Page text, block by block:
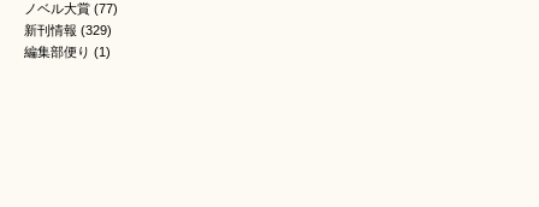
ノベル大賞 (77)
新刊情報 (329)
編集部便り (1)